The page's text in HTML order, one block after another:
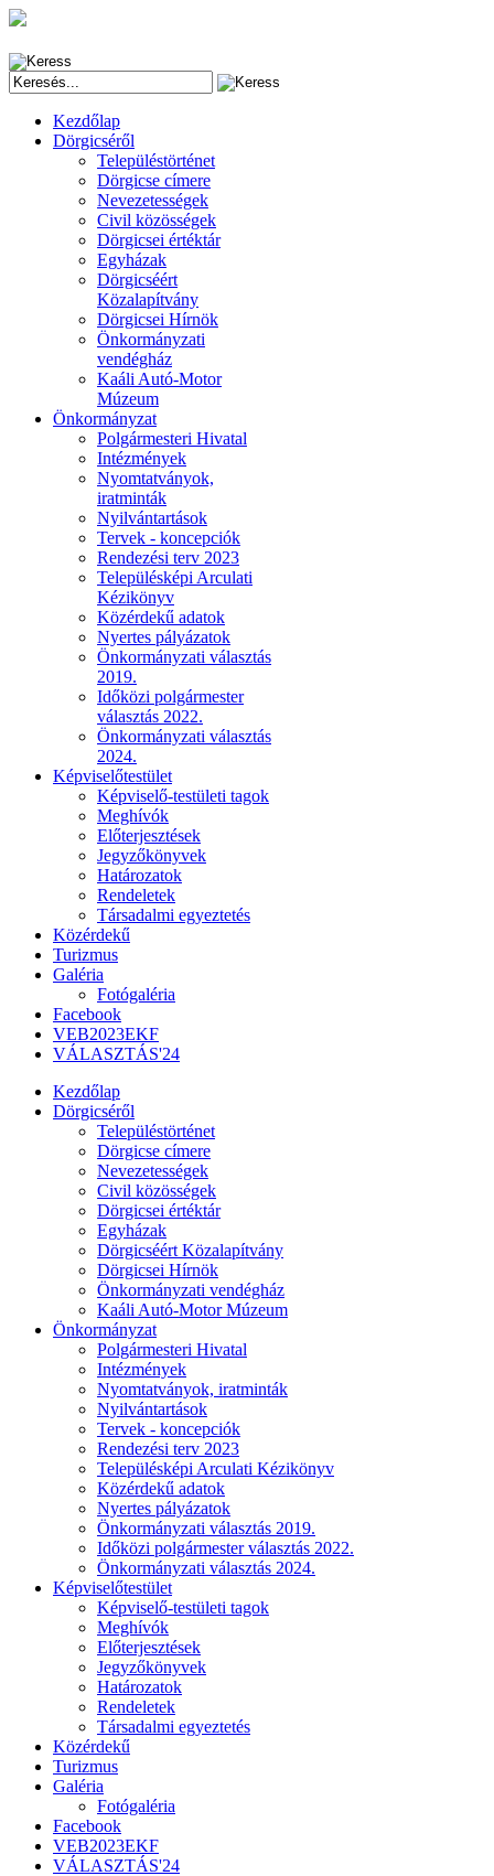
Kezdőlap
Dörgicséről
Településtörténet
Dörgicse címere
Nevezetességek
Civil közösségek
Dörgicsei értéktár
Egyházak
Dörgicséért
Közalapítvány
Dörgicsei Hírnök
Önkormányzati
vendégház
Kaáli Autó-Motor
Múzeum
Önkormányzat
Polgármesteri Hivatal
Intézmények
Nyomtatványok,
iratminták
Nyilvántartások
Tervek - koncepciók
Rendezési terv 2023
Településképi Arculati
Kézikönyv
Közérdekű adatok
Nyertes pályázatok
Önkormányzati választás
2019.
Időközi polgármester
választás 2022.
Önkormányzati választás
2024.
Képviselőtestület
Képviselő-testületi tagok
Meghívók
Előterjesztések
Jegyzőkönyvek
Határozatok
Rendeletek
Társadalmi egyeztetés
Közérdekű
Turizmus
Galéria
Fotógaléria
Facebook
VEB2023EKF
VÁLASZTÁS'24
Kezdőlap
Dörgicséről
Településtörténet
Dörgicse címere
Nevezetességek
Civil közösségek
Dörgicsei értéktár
Egyházak
Dörgicséért Közalapítvány
Dörgicsei Hírnök
Önkormányzati vendégház
Kaáli Autó-Motor Múzeum
Önkormányzat
Polgármesteri Hivatal
Intézmények
Nyomtatványok, iratminták
Nyilvántartások
Tervek - koncepciók
Rendezési terv 2023
Településképi Arculati Kézikönyv
Közérdekű adatok
Nyertes pályázatok
Önkormányzati választás 2019.
Időközi polgármester választás 2022.
Önkormányzati választás 2024.
Képviselőtestület
Képviselő-testületi tagok
Meghívók
Előterjesztések
Jegyzőkönyvek
Határozatok
Rendeletek
Társadalmi egyeztetés
Közérdekű
Turizmus
Galéria
Fotógaléria
Facebook
VEB2023EKF
VÁLASZTÁS'24